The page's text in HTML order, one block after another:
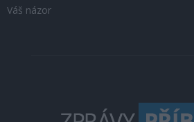
Váš názor